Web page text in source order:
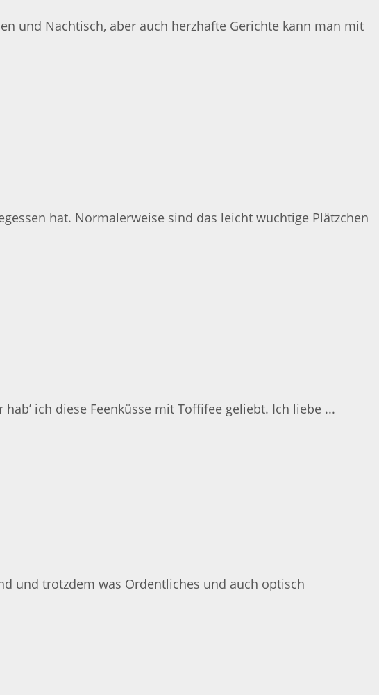
und Nachtisch, aber auch herzhafte Gerichte kann man mit
hat. Normalerweise sind das leicht wuchtige Plätzchen
ich diese Feenküsse mit Toffifee geliebt. Ich liebe ...
und trotzdem was Ordentliches und auch optisch